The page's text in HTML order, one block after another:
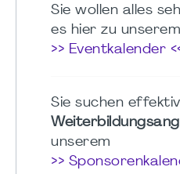
Sie wollen alles
es hier zu unserem
>> Eventkalender
Sie suchen
unserem
>>